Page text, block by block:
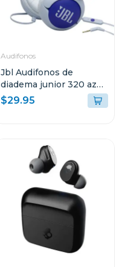
Audifonos
Jbl Audifonos de
diadema junior 320 azul
bluam
$29.95